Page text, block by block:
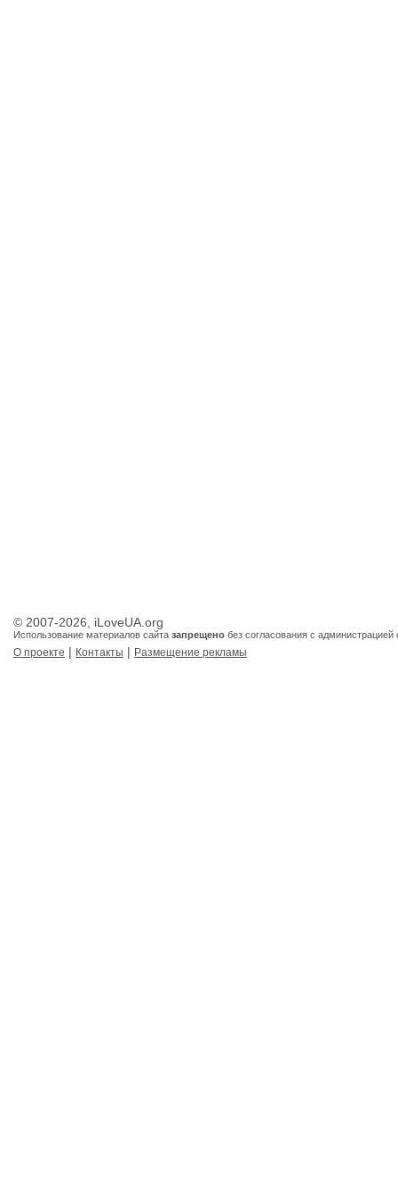
© 2007-2026, iLoveUA.org
Использование материалов сайта запрещено без согласования с администрацией
О проекте | Контакты | Размещение рекламы